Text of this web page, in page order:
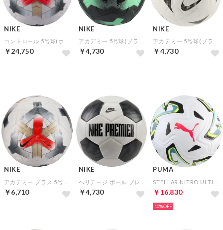
NIKE
￥24,750
NIKE
￥4,730
NIKE
￥4,730
NIKE
￥6,710
NIKE
￥4,730
PUMA
￥16,830
10%